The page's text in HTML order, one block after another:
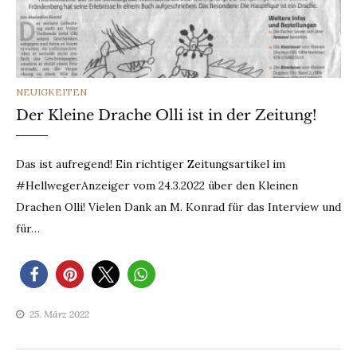
CATEGORIES
NEUIGKEITEN
Der Kleine Drache Olli ist in der Zeitung!
Das ist aufregend! Ein richtiger Zeitungsartikel im
#HellwegerAnzeiger vom 24.3.2022 über den Kleinen
Drachen Olli! Vielen Dank an M. Konrad für das Interview und
für…
25. März 2022